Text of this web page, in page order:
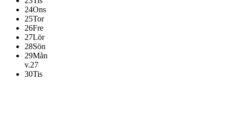
24Ons
25Tor
26Fre
27Lör
28Sön
29Mån
v.27
30Tis